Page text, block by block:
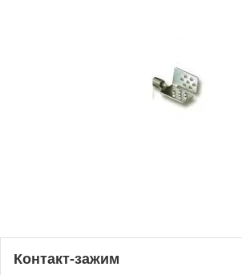
Контакт-зажим